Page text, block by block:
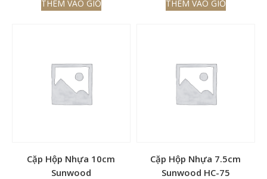
THÊM VÀO GIỎ THÊM VÀO GIỎ
Cặp Hộp Nhựa 10cm
Sunwood
Cặp Hộp Nhựa 7.5cm
Sunwood HC-75